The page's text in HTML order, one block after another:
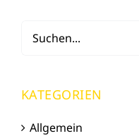
nach:
KATEGORIEN
Allgemein